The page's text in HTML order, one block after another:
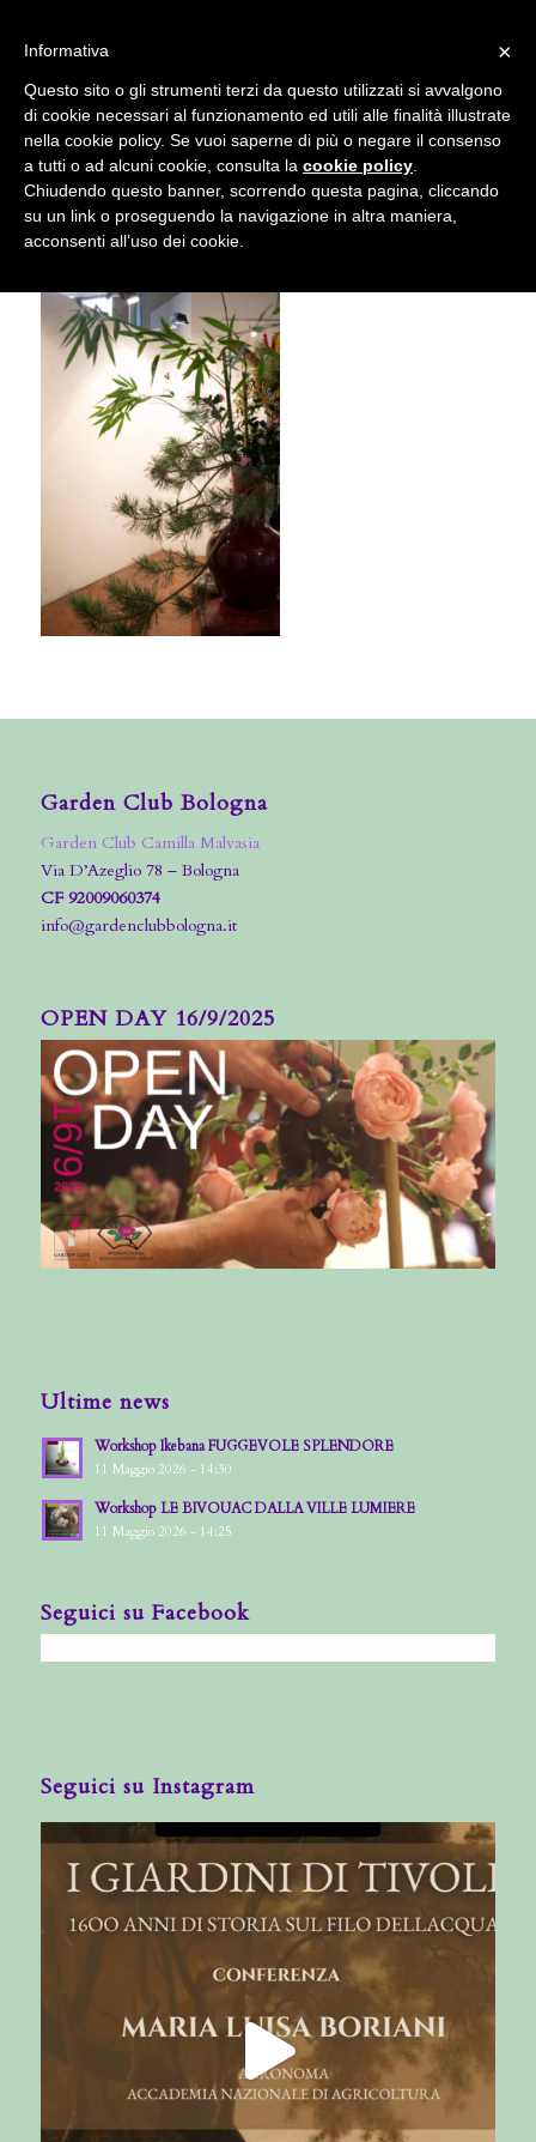
NIK_5909
Garden Club Bologna
Garden Club Camilla Malvasia
Via D’Azeglio 78 – Bologna
CF 92009060374
info@gardenclubbologna.it
OPEN DAY 16/9/2025
Ultime news
Workshop Ikebana FUGGEVOLE SPLENDORE
11 Maggio 2026 - 14:30
Workshop LE BIVOUAC DALLA VILLE LUMIERE
11 Maggio 2026 - 14:25
Seguici su Facebook
Seguici su Instagram
accetta l'uso dei cookies previsto nella pagina dedicata.
Fai clic per abilitare/disabilitare il tracciamento di
Google Analytics.
OK Privacy e cookie policy
×
Informativa
Questo sito o gli strumenti terzi da questo utilizzati si avvalgono
di cookie necessari al funzionamento ed utili alle finalità illustrate
nella cookie policy. Se vuoi saperne di più o negare il consenso
a tutti o ad alcuni cookie, consulta la cookie policy
Chiudendo questo banner, scorrendo questa pagina, cliccando
su un link o proseguendo la navigazione in altra maniera,
acconsenti all’uso dei cookie.